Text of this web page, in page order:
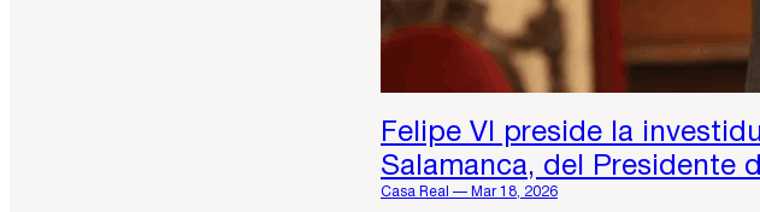
Felipe VI preside la
Salamanca, del Presidente
Casa Real — Mar 18, 2026